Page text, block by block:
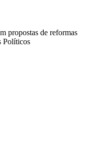
propostas de reformas
Políticos